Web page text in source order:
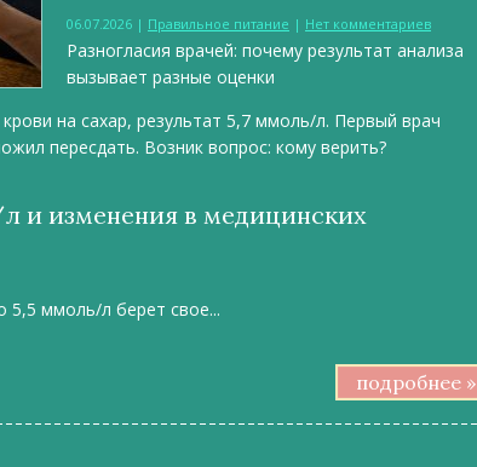
06.07.2026 | Правильное питание | Нет комментариев
Разногласия врачей: почему результат анализа
вызывает разные оценки
на сахар, результат 5,7 ммоль/л. Первый врач
пересдать. Возник вопрос: кому верить?
и изменения в медицинских
5,5 ммоль/л берет свое...
подробнее »